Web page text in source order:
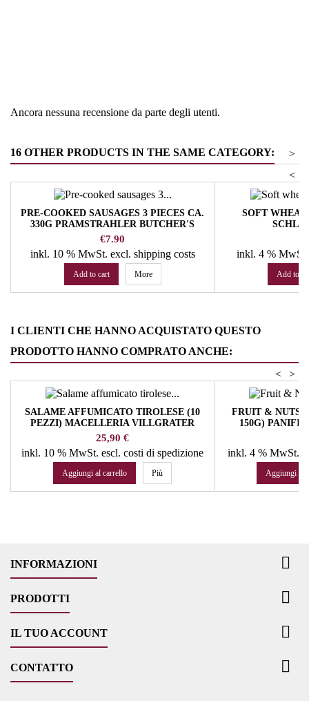
Ancora nessuna recensione da parte degli utenti.
16 OTHER PRODUCTS IN THE SAME CATEGORY:
>
<
PRE-COOKED SAUSAGES 3 PIECES CA.
330G PRAMSTRAHLER BUTCHER'S
SHOP
Price
€7.90
inkl. 10 % MwSt. excl. shipping costs
Add to cart More
SOFT
inkl. 4 %
Add to
I CLIENTI CHE HANNO ACQUISTATO QUESTO
PRODOTTO HANNO COMPRATO ANCHE:
>
<
SALAME AFFUMICATO TIROLESE (10
PEZZI) MACELLERIA VILLGRATER
SESTO
Prezzo
25,90 €
inkl. 10 % MwSt. escl. costi di spedizione
Aggiungi al carrello Più
FRUIT & NUTS
150G)
inkl. 4 % MwSt.
Aggiungi al
INFORMAZIONI 
PRODOTTI 
IL TUO ACCOUNT 
CONTATTO 